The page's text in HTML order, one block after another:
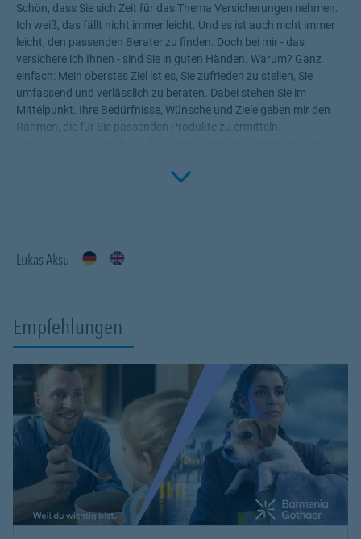
Schön, dass Sie sich Zeit für das Thema Versicherungen nehmen.
Ich weiß, das fällt nicht immer leicht. Und es ist auch nicht immer
leicht, den passenden Berater zu finden. Doch bei mir - das
versichere ich Ihnen - sind Sie in guten Händen. Warum? Ganz
einfach: Mein oberstes Ziel ist es, Sie zufrieden zu stellen, Sie
umfassend und verlässlich zu beraten. Dabei stehen Sie im
Mittelpunkt. Ihre Bedürfnisse, Wünsche und Ziele geben mir den
Rahmen, die für Sie passenden Produkte zu ermitteln.
Fachwissen, meiner Begeisterung für alle Fragen rund um das
Click to
Lukas Aksu
Empfehlungen